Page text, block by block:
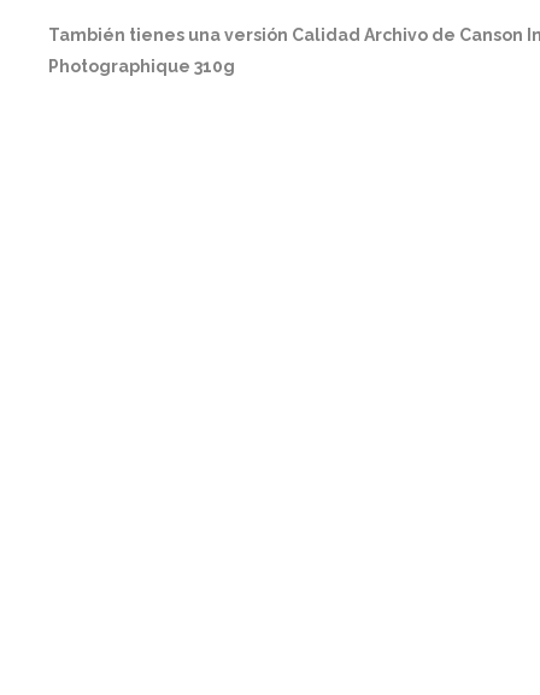
También tienes una versión Calidad Archivo de Canson
Photographique 310g